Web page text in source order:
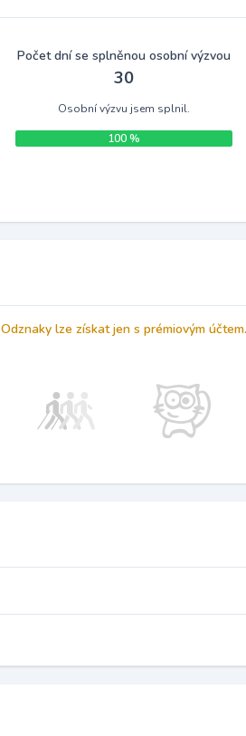
Počet dní se splněnou osobní výzvou
30
Osobní výzvu jsem splnil.
100 %
Odznaky lze získat jen s prémiovým účtem.